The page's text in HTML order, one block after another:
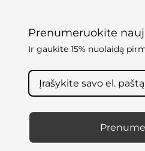
Prenumeruokite
Ir gaukite 15% nuolaidą